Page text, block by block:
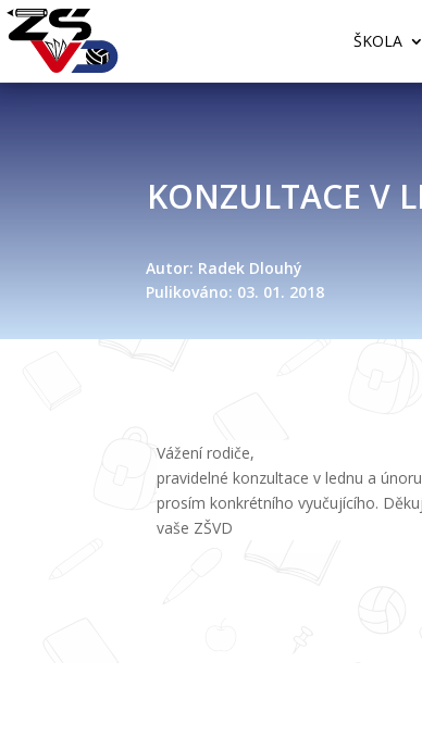
ŠKOLA
KONZULTACE V
Autor: Radek Dlouhý
Pulikováno: 03. 01. 2018
Vážení rodiče,
pravidelné konzultace v lednu a
prosím konkrétního vyučujícího.
vaše ZŠVD